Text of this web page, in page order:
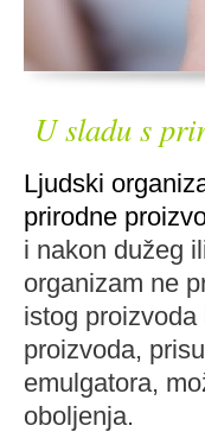
U sladu s
Ljudski
prirodne
i nakon dužeg
organizam ne
istog
proizvoda,
emulgatora,
oboljenja.